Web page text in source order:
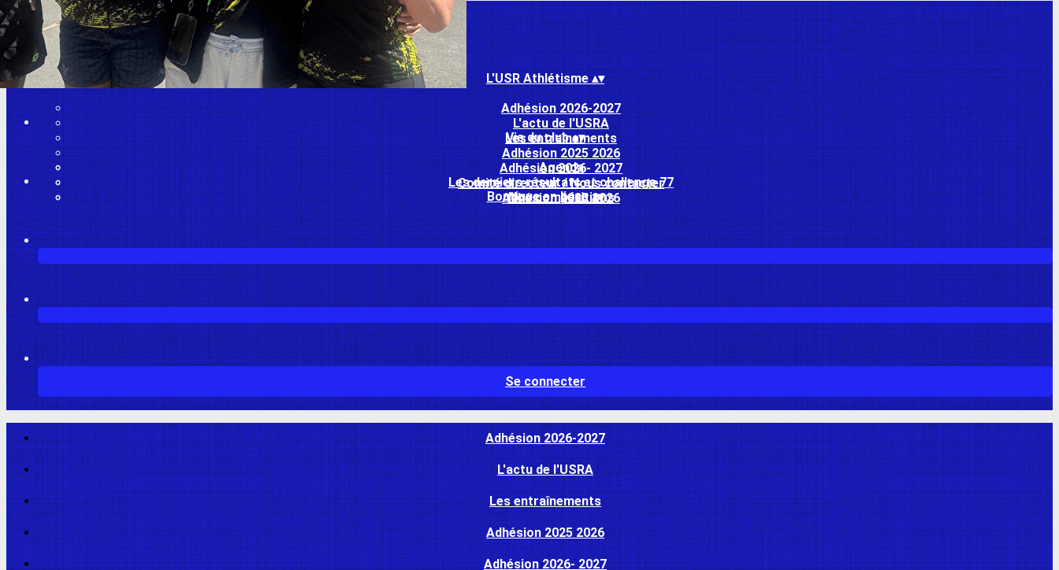
Ajoutez un logo, un bouton, des réseaux sociaux
Cliquez pour éditer
L'USR Athlétisme▴▾
Adhésion 2026-2027
L'actu de l'USRA
Les entraînements
Adhésion 2025 2026
Adhésion 2026- 2027
Comité directeur / Nous contacter
Adhésion 2025 2026
Vie du club▴▾
Agenda
Les derniers résultats et challenge 77
Nos compétitions
Boutique en ligne▴▾
Se connecter
Adhésion 2026-2027
L'actu de l'USRA
Les entraînements
Adhésion 2025 2026
Adhésion 2026- 2027